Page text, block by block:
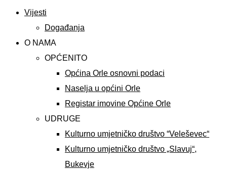
Vijesti
Događanja
O NAMA
OPĆENITO
Općina Orle osnovni podaci
Naselja u općini Orle
Registar imovine Općine Orle
UDRUGE
Kulturno umjetničko društvo “Veleševec“
Kulturno umjetničko društvo „Slavuj“,
Bukevje